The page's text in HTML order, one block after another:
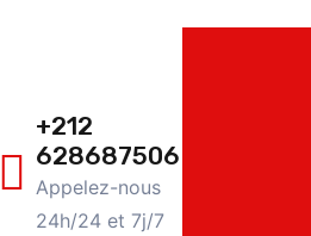
+212
628687506
Appelez-nous
24h/24 et 7j/7